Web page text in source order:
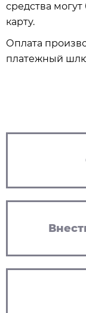
средства
карту.
Оплата
платежный